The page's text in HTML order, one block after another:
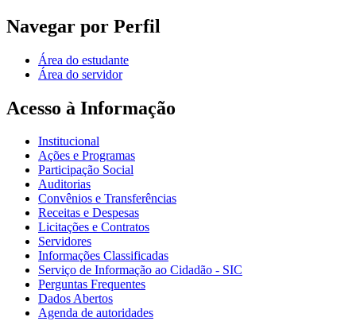
Navegar por Perfil
Área do estudante
Área do servidor
Acesso à Informação
Institucional
Ações e Programas
Participação Social
Auditorias
Convênios e Transferências
Receitas e Despesas
Licitações e Contratos
Servidores
Informações Classificadas
Serviço de Informação ao Cidadão - SIC
Perguntas Frequentes
Dados Abertos
Agenda de autoridades